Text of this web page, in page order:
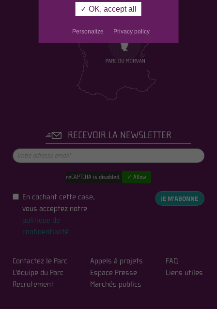
RECEVOIR LA NEWSLETTER
reCAPTCHA is disabled. ✓ Allow
En cochant cette case,
vous acceptez notre
politique de
confidentialité
JE M'ABONNE
Contactez le Parc
L'équipe du Parc
Recrutement
Appels à projets
Espace Presse
Marchés publics
FAQ
Liens utiles
✓ OK, accept all
Personalize Privacy policy